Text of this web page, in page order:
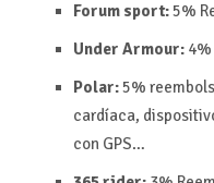
Forum sport:5%
Under Armour:4%
Polar:5%
cardíaca,
con GPS…